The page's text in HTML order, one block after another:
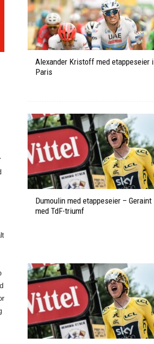
Alexander Kristoff med etappeseier i
Paris
Dumoulin med etappeseier – Geraint
med TdF-triumf